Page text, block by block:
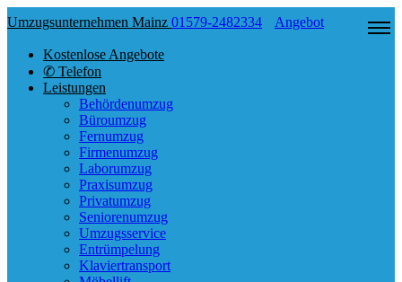
Umzugsunternehmen Mainz 01579-2482334 Angebot
Kostenlose Angebote
✆ Telefon
Leistungen
Behördenumzug
Büroumzug
Fernumzug
Firmenumzug
Laborumzug
Praxisumzug
Privatumzug
Seniorenumzug
Umzugsservice
Entrümpelung
Klaviertransport